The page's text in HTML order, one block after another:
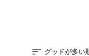
グッドが多い